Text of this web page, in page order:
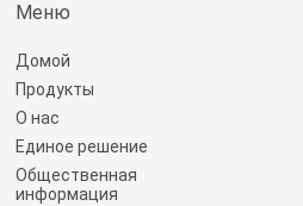
Меню
Домой
Продукты
О нас
Единое решение
Общественная
информация